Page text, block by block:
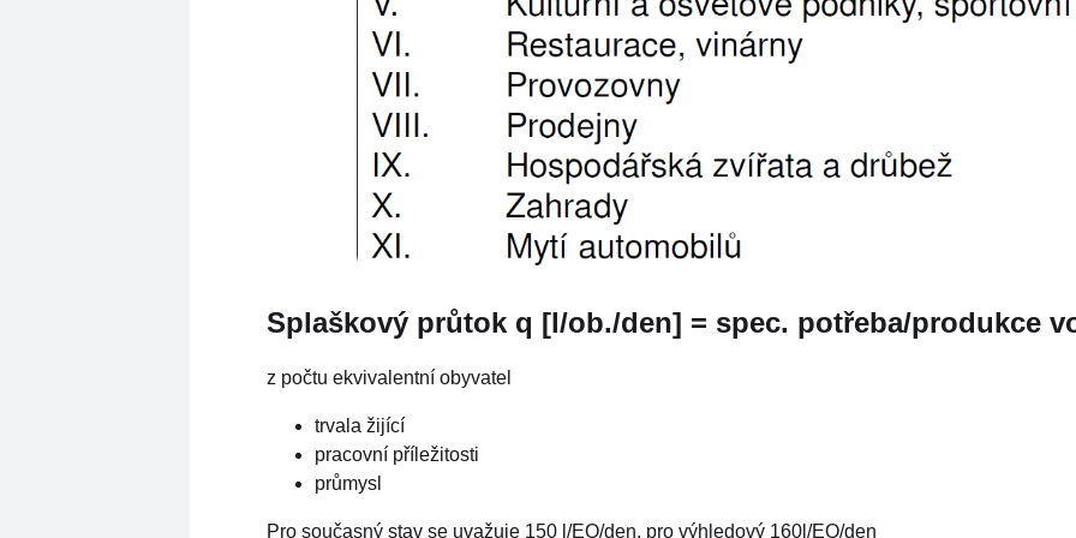
Splaškový průtok q [l/ob./den] = spec. potřeba/produkce
z počtu ekvivalentní obyvatel
trvala žijící
pracovní příležitosti
průmysl
Pro současný stav se uvažuje 150 l/EO/den, pro výhledový 160l/EO/den